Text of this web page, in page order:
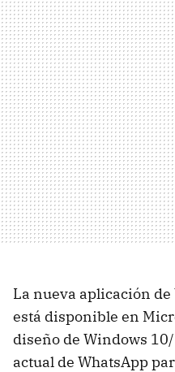
La nueva aplicación
está disponible en
diseño de Windows
actual de WhatsApp